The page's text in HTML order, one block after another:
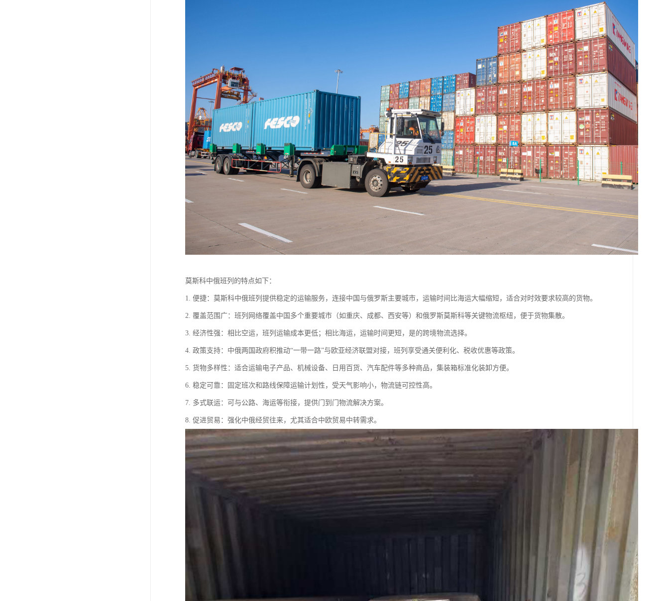
莫斯科中俄班列的特点如下：
1. 便捷：莫斯科中俄班列提供稳定的运输服务，连接中国与俄罗斯主要城市，运输时间比海运大幅缩短，适合对时效要求较高的货物。
2. 覆盖范围广：班列网络覆盖中国多个重要城市（如重庆、成都、西安等）和俄罗斯莫斯科等关键物流枢纽，便于货物集散。
3. 经济性强：相比空运，班列运输成本更低；相比海运，运输时间更短，是的跨境物流选择。
4. 政策支持：中俄两国政府积推动“一带一路”与欧亚经济联盟对接，班列享受通关便利化、税收优惠等政策。
5. 货物多样性：适合运输电子产品、机械设备、日用百货、汽车配件等多种商品，集装箱标准化装卸方便。
6. 稳定可靠：固定班次和路线保障运输计划性，受天气影响小，物流链可控性高。
7. 多式联运：可与公路、海运等衔接，提供门到门物流解决方案。
8. 促进贸易：强化中俄经贸往来，尤其适合中欧贸易中转需求。